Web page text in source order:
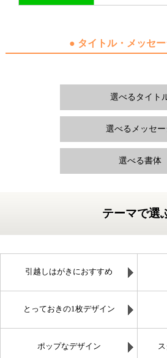
● タイトル・メッセ
選べるタイト
選べるメッセー
選べる書体
テーマで選
引越しはがきにおすすめ
とっておきの1枚デザイン
ポップなデザイン